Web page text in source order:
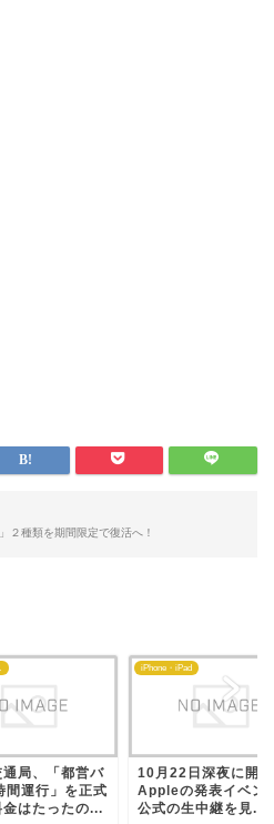
２種類を期間限定で復活へ！
局、「都営バ
間運行」を正式
はたったの...
iPhone・iPad
10月22日深夜に開
Appleの発表イベン
公式の生中継を見...